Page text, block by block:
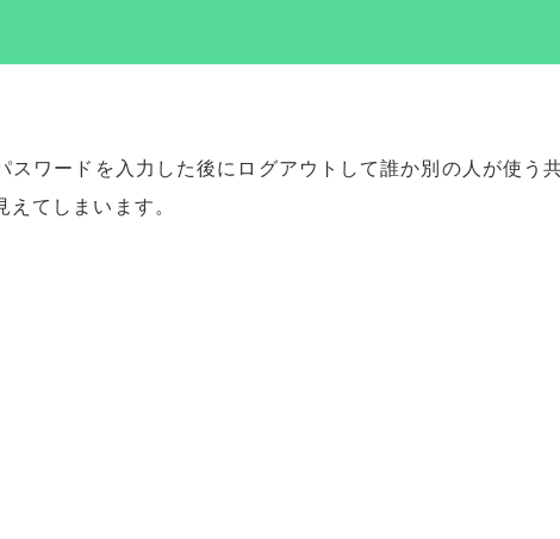
スワードを入力した後にログアウトして誰か別の人が使う
てしまいます。